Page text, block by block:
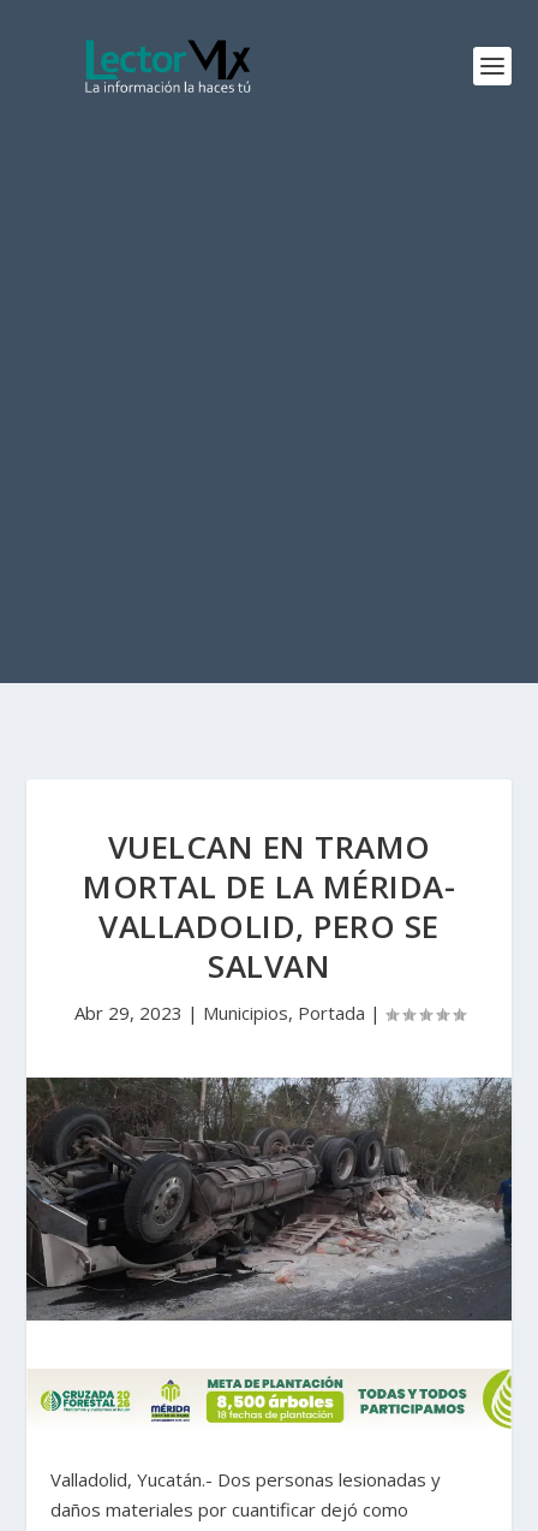
VUELCAN EN TRAMO
MORTAL DE LA MÉRIDA-
VALLADOLID, PERO SE
SALVAN
Abr 29, 2023 | Municipios, Portada |
Valladolid, Yucatán.- Dos personas lesionadas y
daños materiales por cuantificar dejó como